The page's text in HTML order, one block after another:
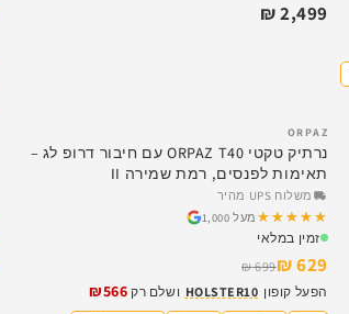
2,499 ₪
SALE
ORPAZ
נרתיק טקטי ORPAZ T40 עם חיבור דרופ לג –
תאימות לפנסים, רמת שמירה II
משלוח UPS מהיר
★★★★★
★★★★★ מעל 1,000
זמין במלאי
629 ₪
699 ₪
הפעל קופון HOLSTER10 ושלם רק ₪566